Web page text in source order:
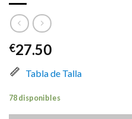
€27.50
Tabla de Talla
78 disponibles